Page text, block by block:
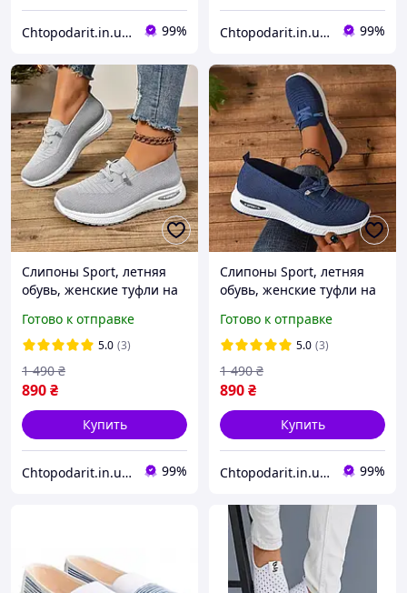
Chtopodarit.in.ua-інтернет-магазин цікавих подарунків 99% Chtopodarit.in.ua-інтернет-магазин цікавих подарунків 99%
Слипоны Sport, летняя
обувь, женские туфли на
мокасины размер 41,
серые Код 00-0723
Готово к отправке
5.0 (3)
890₴
1 490 ₴
Купить
Chtopodarit.in.ua-інтернет-магазин цікавих подарунків 99%
Слипоны Sport, летняя
обувь, женские туфли на
мокасины размер 38,
синие Код 00-0726
Готово к отправке
5.0 (3)
890₴
1 490 ₴
Купить
Chtopodarit.in.ua-інтернет-магазин цікавих подарунків 99%